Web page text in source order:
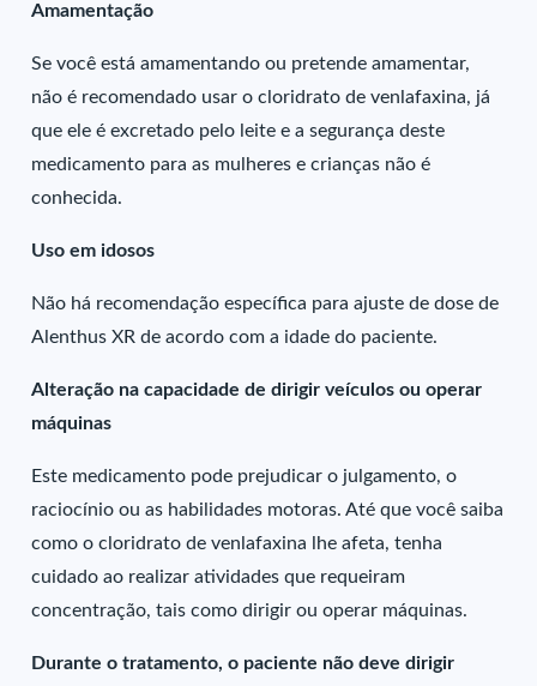
Amamentação
Se você está amamentando ou pretende amamentar,
não é recomendado usar o cloridrato de venlafaxina, já
que ele é excretado pelo leite e a segurança deste
medicamento para as mulheres e crianças não é
conhecida.
Uso em idosos
Não há recomendação específica para ajuste de dose de
Alenthus XR de acordo com a idade do paciente.
Alteração na capacidade de dirigir veículos ou operar
máquinas
Este medicamento pode prejudicar o julgamento, o
raciocínio ou as habilidades motoras. Até que você saiba
como o cloridrato de venlafaxina lhe afeta, tenha
cuidado ao realizar atividades que requeiram
concentração, tais como dirigir ou operar máquinas.
Durante o tratamento, o paciente não deve dirigir